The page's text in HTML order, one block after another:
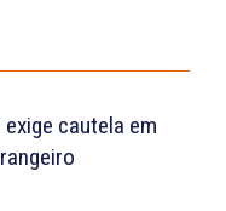
cautela em